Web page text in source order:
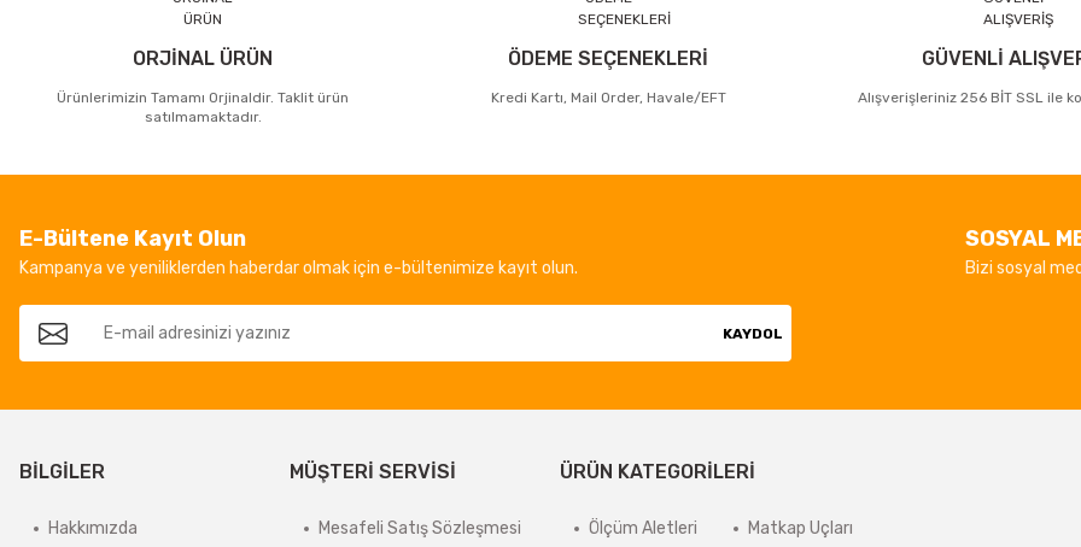
ORJİNAL ÜRÜN
Ürünlerimizin Tamamı Orjinaldir. Taklit ürün
satılmamaktadır.
ÖDEME SEÇENEKLERİ
Kredi Kartı, Mail Order, Havale/EFT
GÜVENLİ
Alışverişleriniz 256 BİT SSL ile
E-Bültene Kayıt Olun
Kampanya ve yeniliklerden haberdar olmak için e-bültenimize kayıt olun.
KAYDOL
SOSYAL
Bizi sosyal
BİLGİLER
Hakkımızda
MÜŞTERİ SERVİSİ
Mesafeli Satış Sözleşmesi
ÜRÜN KATEGORİLERİ
Ölçüm Aletleri
Matkap Uçları